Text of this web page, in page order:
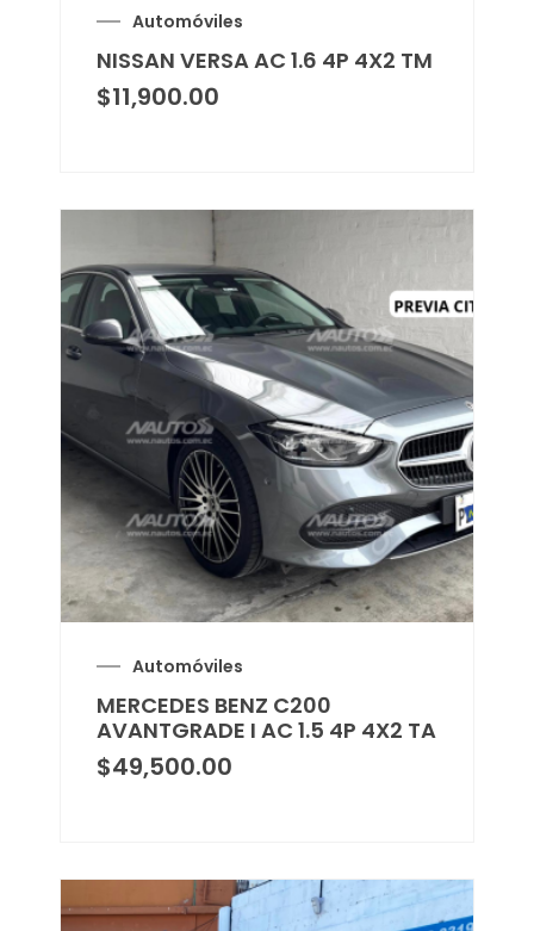
Automóviles
NISSAN VERSA AC 1.6 4P 4X2 TM
$11,900.00
Automóviles
MERCEDES BENZ C200
AVANTGRADE I AC 1.5 4P 4X2 TA
$49,500.00